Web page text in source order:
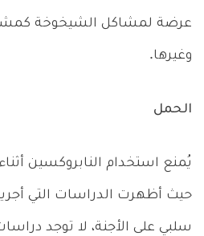
عرضة لمشاكل الشيخوخة
وغيرها.
الحمل
يُمنع استخدام النابروكسين
حيث أظهرت الدراسات التي
سلبي على الأجنة، لا توجد